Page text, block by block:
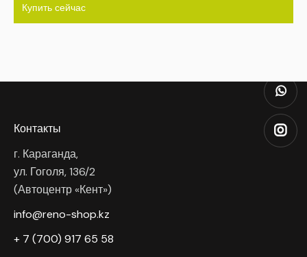
Купить сейчас
Контакты
г. Караганда,
ул. Гоголя, 136/2
(Автоцентр «Кент»)
info@reno-shop.kz
+ 7 (700) 917 65 58